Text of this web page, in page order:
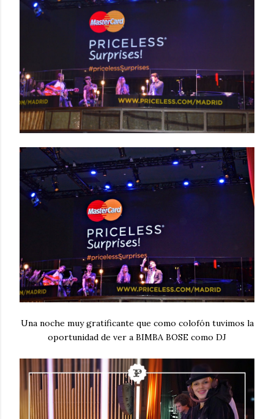
Una noche muy gratificante que como colofón tuvimos la
oportunidad de ver a BIMBA BOSE como DJ